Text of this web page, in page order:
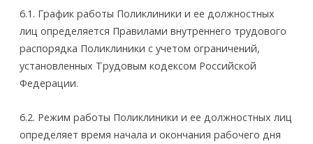
6.1. График работы Поликлиники и ее должностных
лиц определяется Правилами внутреннего трудового
распорядка Поликлиники с учетом ограничений,
установленных Трудовым кодексом Российской
Федерации.
6.2. Режим работы Поликлиники и ее должностных лиц
определяет время начала и окончания рабочего дня